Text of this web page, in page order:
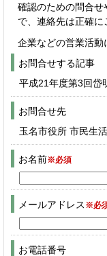
確認のための問合
で、連絡先は正確に
企業などの営業活動
お問合せする記事
平成21年度第3回岱
お問合せ先
玉名市役所 市民生
お名前※必須
メールアドレス ※必
お電話番号